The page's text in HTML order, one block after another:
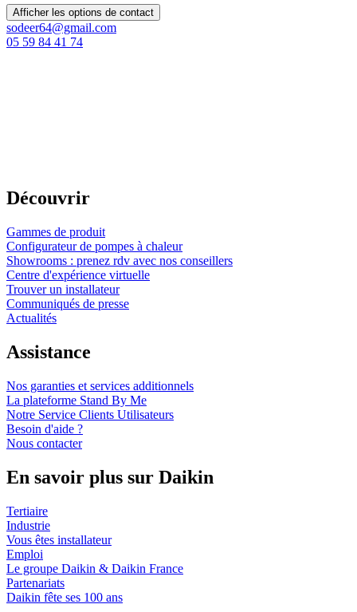
Afficher les options de contact
sodeer64@gmail.com
05 59 84 41 74
Découvrir
Gammes de produit
Configurateur de pompes à chaleur
Showrooms : prenez rdv avec nos conseillers
Centre d'expérience virtuelle
Trouver un installateur
Communiqués de presse
Actualités
Assistance
Nos garanties et services additionnels
La plateforme Stand By Me
Notre Service Clients Utilisateurs
Besoin d'aide ?
Nous contacter
En savoir plus sur Daikin
Tertiaire
Industrie
Vous êtes installateur
Emploi
Le groupe Daikin & Daikin France
Partenariats
Daikin fête ses 100 ans